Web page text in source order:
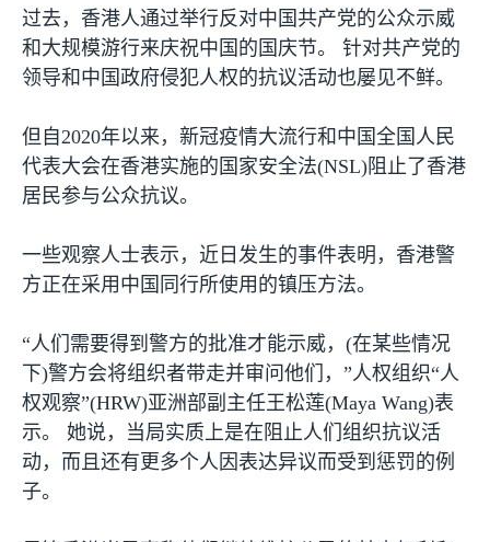
过去，香港人通过举行反对中国共产党的公众示威
和大规模游行来庆祝中国的国庆节。 针对共产党的
领导和中国政府侵犯人权的抗议活动也屡见不鲜。
但自 2020年以来，新冠疫情大流行和中国全国人民
代表大会在香港实施的国家安全法(NSL)阻止了香港
居民参与公众抗议。
一些观察人士表示，近日发生的事件表明，香港警
方正在采用中国同行所使用的镇压方法。
“人们需要得到警方的批准才能示威， (在某些情况
下)警方会将组织者带走并审问他们，”人权组织“人
权观察”(HRW)亚洲部副主任王松莲(Maya Wang)表
示。 她说，当局实质上是在阻止人们组织抗议活
动，而且还有更多个人因表达异议而受到惩罚的例
子。